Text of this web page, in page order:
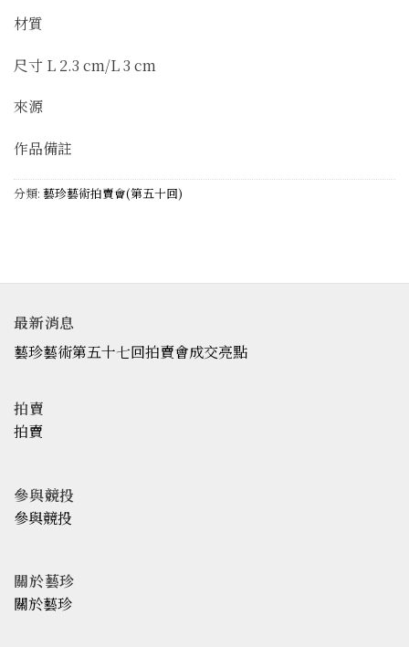
材質
尺寸 L 2.3 cm/L 3 cm
來源
作品備註
分類: 藝珍藝術拍賣會(第五十回)
最新消息
藝珍藝術第五十七回拍賣會成交亮點
拍賣
拍賣
參與競投
參與競投
關於藝珍
關於藝珍